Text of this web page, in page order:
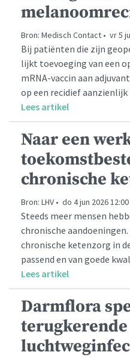
Bron: Medisch Contact • vr 5
Bij patiënten die zijn
lijkt toevoeging van een
mRNA-vaccin aan
op een recidief aanzienlijk
Lees artikel
Naar een
chronische
Bron: LHV • do 4 jun 2026 12:00
Steeds meer mensen
chronische aandoeningen.
chronische ketenzorg in
passend en van goede
Lees artikel
Darmflora
terugkerende